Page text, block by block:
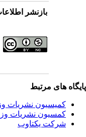
بازنشر اطلاعات
های مرتبط
کمیسیون نشریات
کمسیون نشریات
شرکت یکتاوب